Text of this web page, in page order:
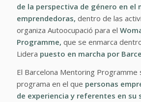
de la perspectiva de género en el
emprendedoras, dentro de las
organiza Autoocupació para el
Programme, que se enmarca
Lidera puesto en marcha por
El Barcelona Mentoring Programme
programa en el que personas
de experiencia y referentes en su